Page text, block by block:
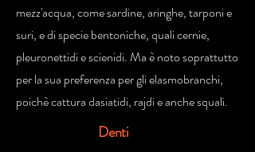
mezz'acqua, come sardine, aringhe, tarponi e
suri, e di specie bentoniche, quali cernie,
pleuronettidi e scienidi. Ma è noto soprattutto
per la sua preferenza per gli elasmobranchi,
poichè cattura dasiatidi, rajdi e anche squali.
Denti